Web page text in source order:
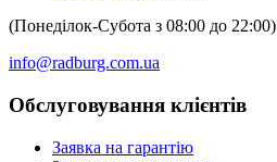
(Понеділок-Субота з 08:00 до 22:00)
info@radburg.com.ua
Обслуговування клієнтів
Заявка на гарантію